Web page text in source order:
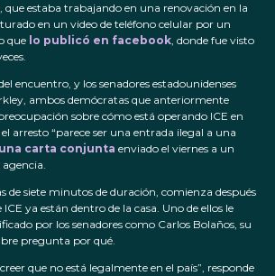
que estaba trabajando en una renovación en la
en un video de teléfono celular por un
que lo publicó en facebook, donde fue visto
encuentro, y los senadores estadounidenses
ambos demócratas que anteriormente
sobre cómo está operando ICE en
arresto “parece ser una entrada ilegal a una
una carta conjunta enviado el viernes a un
de siete minutos de duración, comienza después
ya están dentro de la casa. Uno de ellos le
por los senadores como Carlos Bolaños, su
pregunta por qué.
que no está legalmente en el país”, responde